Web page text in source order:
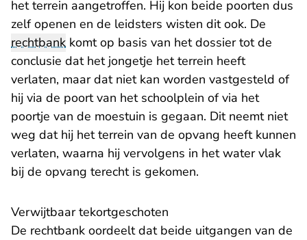
het terrein aangetroffen. Hij kon beide poorten dus
zelf openen en de leidsters wisten dit ook. De
rechtbank komt op basis van het dossier tot de
conclusie dat het jongetje het terrein heeft
verlaten, maar dat niet kan worden vastgesteld of
hij via de poort van het schoolplein of via het
poortje van de moestuin is gegaan. Dit neemt niet
weg dat hij het terrein van de opvang heeft kunnen
verlaten, waarna hij vervolgens in het water vlak
bij de opvang terecht is gekomen.
Verwijtbaar tekortgeschoten
De rechtbank oordeelt dat beide uitgangen van de